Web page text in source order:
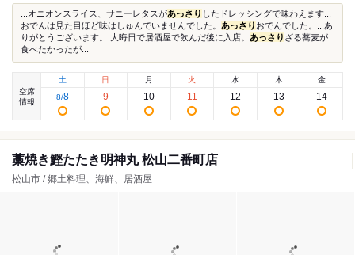
...オニオンスライス、サニーレタスがあっさり したドレッシングで味わえます...
おでんは見た目ほど味はしゅんでいませんでした。 あっさり おでんでした。...あ
りがとうございます。 大晦日で居酒屋で飲んだ後に入店。 あっさり ざる蕎麦が
食べたかったが...
空席
情報
土
8/8
日
9
月
10
火
11
水
12
木
13
金
14
藁焼き鰹たたき明神丸 松山二番町店
松山市 / 郷土料理、海鮮、居酒屋